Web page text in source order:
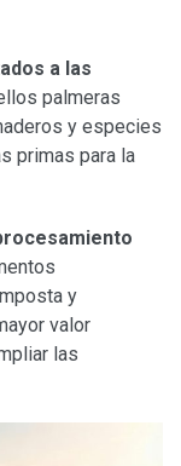
a las
palmeras
y especies
primas para la
y
valor
las